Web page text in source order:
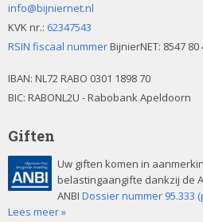
info@bijniernet.nl
KVK nr.: 62347543
RSIN fiscaal nummerBijnierNET: 8547 80
IBAN: NL72 RABO 0301 1898 70
BIC: RABONL2U - Rabobank Apeldoorn
Giften
Uw giften komen in
belastingaangifte dankzij de
ANBI Dossier nummer 95.333
Lees meer »